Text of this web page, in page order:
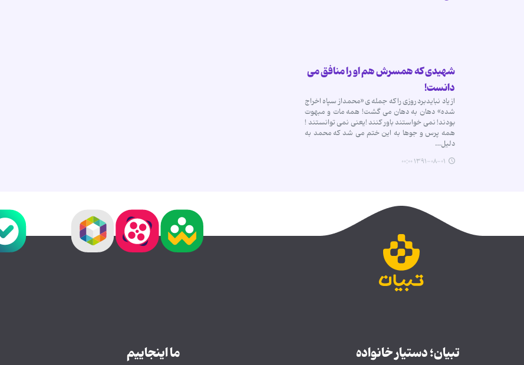
شهیدی که همسرش هم او را منافق می
دانست!
از یاد نبایدبرد روزی را كه جمله ی «محمداز سپاه اخراج
شده» دهان به دهان می گشت! همه مات و مبهوت
بودند! نمی خواستند باور كنند !یعنی نمی توانستند !
همه پرس و جوها به این ختم می شد كه محمد به
دلیل…
۱۳۹۱-۰۸-۰۱ ۰۰:۰۰
تبیان؛ دستیار خانواده ما اینجاییم